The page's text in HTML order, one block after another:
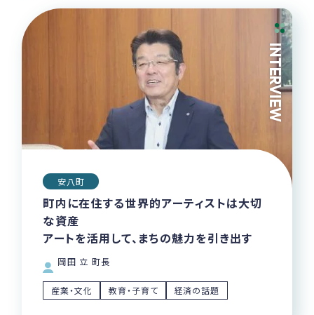
INTERVIEW
安八町
町内に在住する世界的アーティストは大切
な資産
アートを活用して、まちの魅力を引き出す
岡田 立 町長
産業・文化 教育・子育て 経済の話題